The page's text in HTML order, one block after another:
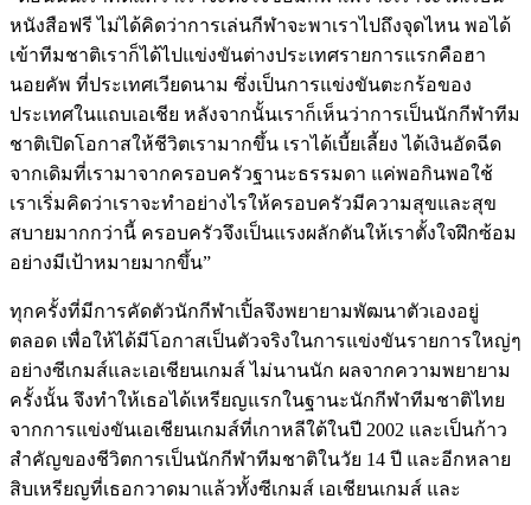
หนังสือฟรี ไม่ได้คิดว่าการเล่นกีฬาจะพาเราไปถึงจุดไหน พอได้
เข้าทีมชาติเราก็ได้ไปแข่งขันต่างประเทศรายการแรกคือฮา
นอยคัพ ที่ประเทศเวียดนาม ซึ่งเป็นการแข่งขันตะกร้อของ
ประเทศในแถบเอเชีย หลังจากนั้นเราก็เห็นว่าการเป็นนักกีฬาทีม
ชาติเปิดโอกาสให้ชีวิตเรามากขึ้น เราได้เบี้ยเลี้ยง ได้เงินอัดฉีด
จากเดิมที่เรามาจากครอบครัวฐานะธรรมดา แค่พอกินพอใช้
เราเริ่มคิดว่าเราจะทำอย่างไรให้ครอบครัวมีความสุขและสุข
สบายมากกว่านี้ ครอบครัวจึงเป็นแรงผลักดันให้เราตั้งใจฝึกซ้อม
อย่างมีเป้าหมายมากขึ้น”
ทุกครั้งที่มีการคัดตัวนักกีฬาเปิ้ลจึงพยายามพัฒนาตัวเองอยู่
ตลอด เพื่อให้ได้มีโอกาสเป็นตัวจริงในการแข่งขันรายการใหญ่ๆ
อย่างซีเกมส์และเอเชียนเกมส์ ไม่นานนัก ผลจากความพยายาม
ครั้งนั้น จึงทำให้เธอได้เหรียญแรกในฐานะนักกีฬาทีมชาติไทย
จากการแข่งขันเอเชียนเกมส์ที่เกาหลีใต้ในปี 2002 และเป็นก้าว
สำคัญของชีวิตการเป็นนักกีฬาทีมชาติในวัย 14 ปี และอีกหลาย
สิบเหรียญที่เธอกวาดมาแล้วทั้งซีเกมส์ เอเชียนเกมส์ และ